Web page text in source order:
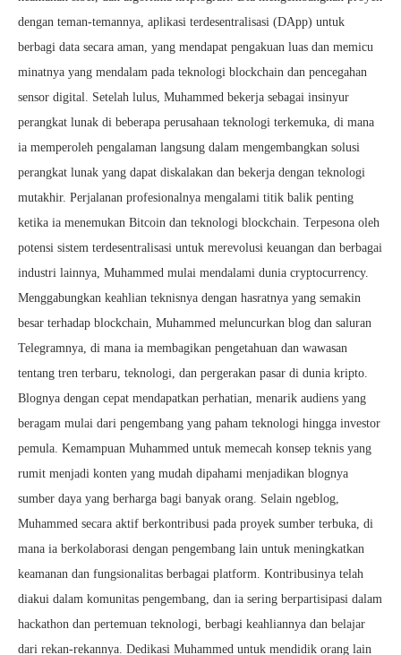
dengan teman-temannya, aplikasi terdesentralisasi (DApp) untuk
berbagi data secara aman, yang mendapat pengakuan luas dan memicu
minatnya yang mendalam pada teknologi blockchain dan pencegahan
sensor digital. Setelah lulus, Muhammed bekerja sebagai insinyur
perangkat lunak di beberapa perusahaan teknologi terkemuka, di mana
ia memperoleh pengalaman langsung dalam mengembangkan solusi
perangkat lunak yang dapat diskalakan dan bekerja dengan teknologi
mutakhir. Perjalanan profesionalnya mengalami titik balik penting
ketika ia menemukan Bitcoin dan teknologi blockchain. Terpesona oleh
potensi sistem terdesentralisasi untuk merevolusi keuangan dan berbagai
industri lainnya, Muhammed mulai mendalami dunia cryptocurrency.
Menggabungkan keahlian teknisnya dengan hasratnya yang semakin
besar terhadap blockchain, Muhammed meluncurkan blog dan saluran
Telegramnya, di mana ia membagikan pengetahuan dan wawasan
tentang tren terbaru, teknologi, dan pergerakan pasar di dunia kripto.
Blognya dengan cepat mendapatkan perhatian, menarik audiens yang
beragam mulai dari pengembang yang paham teknologi hingga investor
pemula. Kemampuan Muhammed untuk memecah konsep teknis yang
rumit menjadi konten yang mudah dipahami menjadikan blognya
sumber daya yang berharga bagi banyak orang. Selain ngeblog,
Muhammed secara aktif berkontribusi pada proyek sumber terbuka, di
mana ia berkolaborasi dengan pengembang lain untuk meningkatkan
keamanan dan fungsionalitas berbagai platform. Kontribusinya telah
diakui dalam komunitas pengembang, dan ia sering berpartisipasi dalam
hackathon dan pertemuan teknologi, berbagi keahliannya dan belajar
dari rekan-rekannya. Dedikasi Muhammed untuk mendidik orang lain